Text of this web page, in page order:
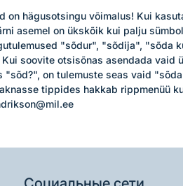
on hägusotsingu võimalus! Kui
asemel on ükskõik kui palju
"sõdur", "sõdija", "sõda
soovite otsisõnas asendada vaid
on tulemuste seas vaid
tippides hakkab rippmenüü